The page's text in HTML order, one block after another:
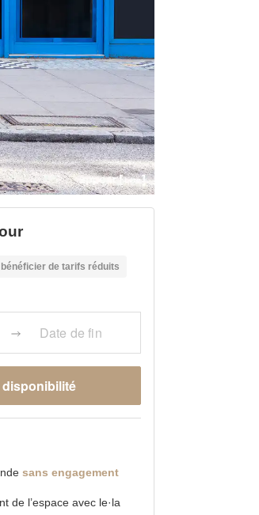
de tarifs réduits
Date de fin
disponibilité
sans engagement
de l’espace avec le·la